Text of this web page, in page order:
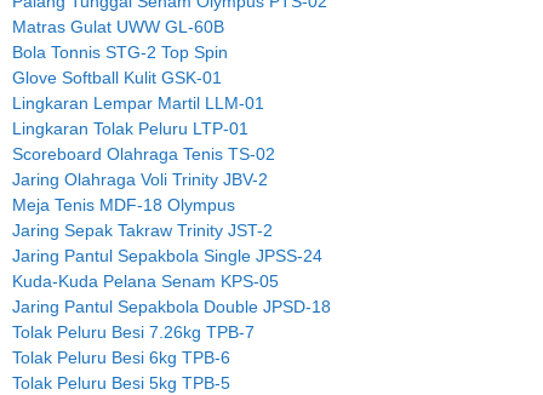
Matras Gulat UWW GL-60B
Bola Tonnis STG-2 Top Spin
Glove Softball Kulit GSK-01
Lingkaran Lempar Martil LLM-01
Lingkaran Tolak Peluru LTP-01
Scoreboard Olahraga Tenis TS-02
Jaring Olahraga Voli Trinity JBV-2
Meja Tenis MDF-18 Olympus
Jaring Sepak Takraw Trinity JST-2
Jaring Pantul Sepakbola Single JPSS-24
Kuda-Kuda Pelana Senam KPS-05
Jaring Pantul Sepakbola Double JPSD-18
Tolak Peluru Besi 7.26kg TPB-7
Tolak Peluru Besi 6kg TPB-6
Tolak Peluru Besi 5kg TPB-5